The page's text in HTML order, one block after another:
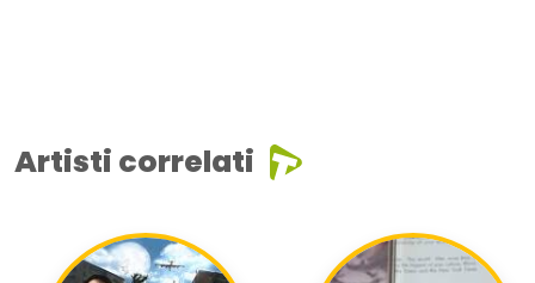
Artisti correlati